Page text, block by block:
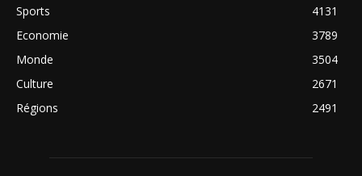
Sports
4131
Economie
3789
Monde
3504
Culture
2671
Régions
2491